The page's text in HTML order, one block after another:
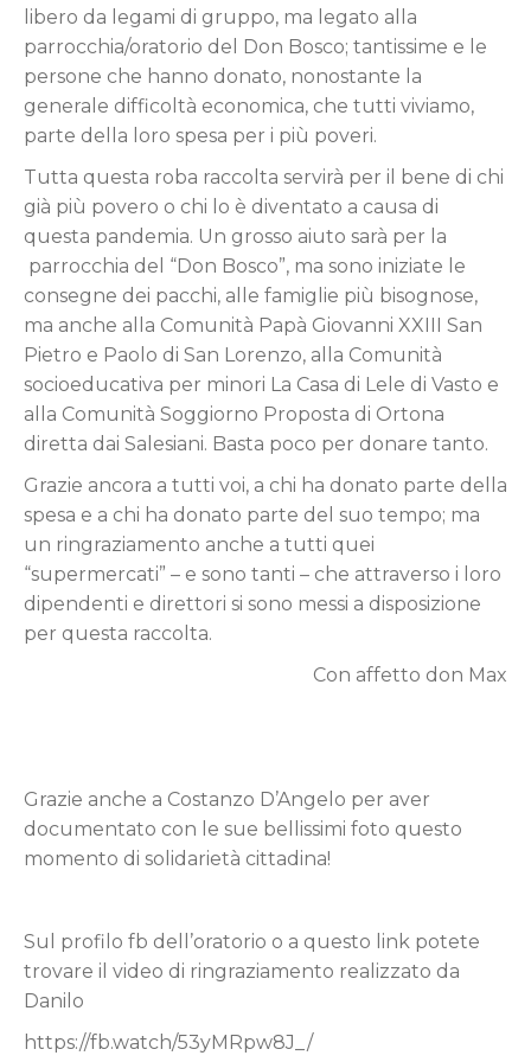
libero da legami di gruppo, ma legato alla
parrocchia/oratorio del Don Bosco; tantissime e le
persone che hanno donato, nonostante la
generale difficoltà economica, che tutti viviamo,
parte della loro spesa per i più poveri.
Tutta questa roba raccolta servirà per il bene di chi
già più povero o chi lo è diventato a causa di
questa pandemia. Un grosso aiuto sarà per la
parrocchia del “Don Bosco”, ma sono iniziate le
consegne dei pacchi, alle famiglie più bisognose,
ma anche alla Comunità Papà Giovanni XXIII San
Pietro e Paolo di San Lorenzo, alla Comunità
socioeducativa per minori La Casa di Lele di Vasto e
alla Comunità Soggiorno Proposta di Ortona
diretta dai Salesiani. Basta poco per donare tanto.
Grazie ancora a tutti voi, a chi ha donato parte della
spesa e a chi ha donato parte del suo tempo; ma
un ringraziamento anche a tutti quei
“supermercati” – e sono tanti – che attraverso i loro
dipendenti e direttori si sono messi a disposizione
per questa raccolta.
Con affetto don Max
Grazie anche a Costanzo D’Angelo per aver
documentato con le sue bellissimi foto questo
momento di solidarietà cittadina!
Sul profilo fb dell’oratorio o a questo link potete
trovare il video di ringraziamento realizzato da
Danilo
https://fb.watch/53yMRpw8J_/